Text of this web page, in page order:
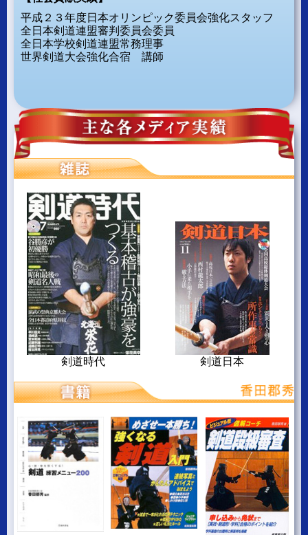
平成２３年度日本オリンピック委員会強化スタッフ
全日本剣道連盟審判委員会委員
全日本学校剣道連盟常務理事
世界剣道大会強化合宿 講師
剣道時代 剣道日本